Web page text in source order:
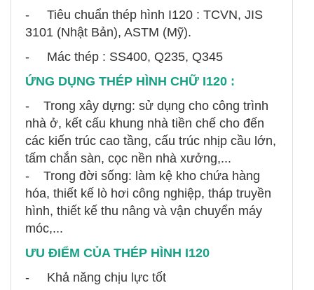
- Tiêu chuẩn thép hình I120 : TCVN, JIS
3101 (Nhật Bản), ASTM (Mỹ).
- Mác thép : SS400, Q235, Q345
ỨNG DỤNG THÉP HÌNH CHỮ I120 :
- Trong xây dựng: sử dụng cho công trình
nhà ở, kết cấu khung nhà tiền chế cho đến
các kiến trúc cao tầng, cấu trúc nhịp cầu lớn,
tấm chắn sàn, cọc nền nhà xưởng,...
- Trong đời sống: làm kệ kho chứa hàng
hóa, thiết kế lò hơi công nghiệp, tháp truyền
hình, thiết kế thu nâng và vận chuyển máy
móc,...
ƯU ĐIỂM CỦA THÉP HÌNH I120
- Khả năng chịu lực tốt